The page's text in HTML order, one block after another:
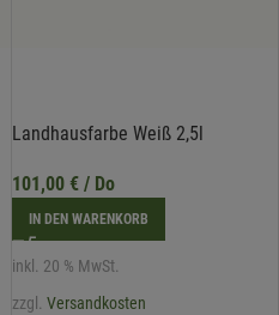
Landhausfarbe Weiß 2,5l
101,00 €/ Do
IN DEN WARENKORB
inkl. 20 % MwSt.
zzgl. Versandkosten